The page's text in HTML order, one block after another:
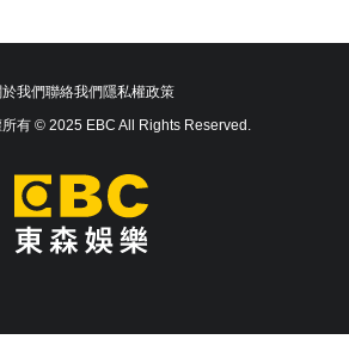
我們聯絡我們隱私權政策
有 © 2025 EBC All Rights Reserved.